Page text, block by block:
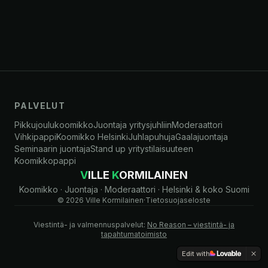
PALVELUT
PikkujoulukoomikkoJuontaja yritysjuhliinModeraattori
VihkipappiKoomikko HelsinkiJuhlapuhujaGaalajuontaja
Seminaarin juontajaStand up yritystilaisuuteen
Koomikkopappi
VILLE KORMILAINEN
Koomikko · Juontaja · Moderaattori · Helsinki & koko Suomi
© 2026 Ville Kormilainen·Tietosuojaseloste
Viestintä- ja valmennuspalvelut: No Reason – viestintä- ja
tapahtumatoimisto
Edit with